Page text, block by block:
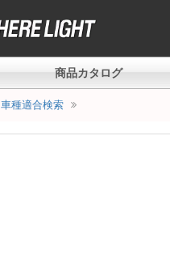
商品カタログ
車種適合検索